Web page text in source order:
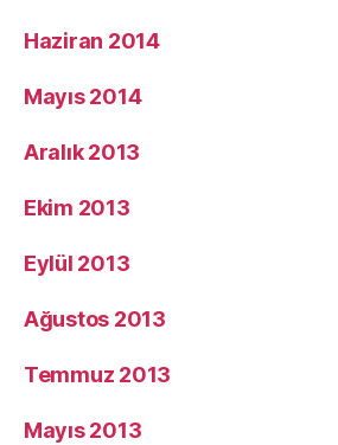
Haziran 2014
Mayıs 2014
Aralık 2013
Ekim 2013
Eylül 2013
Ağustos 2013
Temmuz 2013
Mayıs 2013